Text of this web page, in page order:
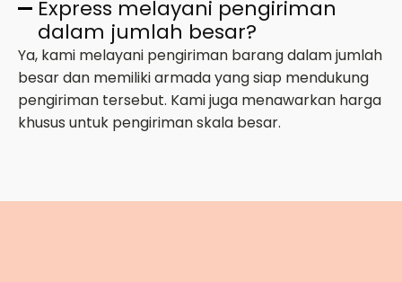
Express melayani pengiriman
dalam jumlah besar?
Ya, kami melayani pengiriman barang dalam jumlah
besar dan memiliki armada yang siap mendukung
pengiriman tersebut. Kami juga menawarkan harga
khusus untuk pengiriman skala besar.